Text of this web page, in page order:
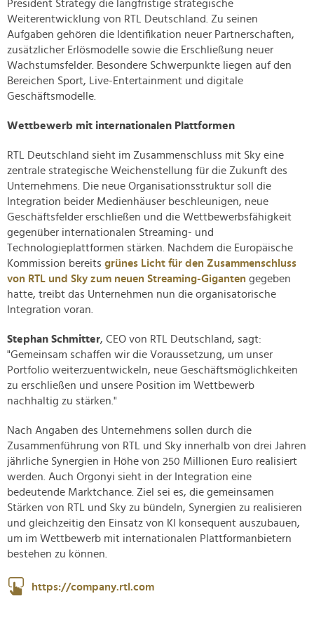
President Strategy die langfristige strategische
Weiterentwicklung von RTL Deutschland. Zu seinen
Aufgaben gehören die Identifikation neuer Partnerschaften,
zusätzlicher Erlösmodelle sowie die Erschließung neuer
Wachstumsfelder. Besondere Schwerpunkte liegen auf den
Bereichen Sport, Live-Entertainment und digitale
Geschäftsmodelle.
Wettbewerb mit internationalen Plattformen
RTL Deutschland sieht im Zusammenschluss mit Sky eine
zentrale strategische Weichenstellung für die Zukunft des
Unternehmens. Die neue Organisationsstruktur soll die
Integration beider Medienhäuser beschleunigen, neue
Geschäftsfelder erschließen und die Wettbewerbsfähigkeit
gegenüber internationalen Streaming- und
Technologieplattformen stärken. Nachdem die Europäische
Kommission bereits grünes Licht für den Zusammenschluss
von RTL und Sky zum neuen Streaming-Giganten gegeben
hatte, treibt das Unternehmen nun die organisatorische
Integration voran.
Stephan Schmitter, CEO von RTL Deutschland, sagt:
"Gemeinsam schaffen wir die Voraussetzung, um unser
Portfolio weiterzuentwickeln, neue Geschäftsmöglichkeiten
zu erschließen und unsere Position im Wettbewerb
nachhaltig zu stärken."
Nach Angaben des Unternehmens sollen durch die
Zusammenführung von RTL und Sky innerhalb von drei Jahren
jährliche Synergien in Höhe von 250 Millionen Euro realisiert
werden. Auch Orgonyi sieht in der Integration eine
bedeutende Marktchance. Ziel sei es, die gemeinsamen
Stärken von RTL und Sky zu bündeln, Synergien zu realisieren
und gleichzeitig den Einsatz von KI konsequent auszubauen,
um im Wettbewerb mit internationalen Plattformanbietern
bestehen zu können.
https://company.rtl.com